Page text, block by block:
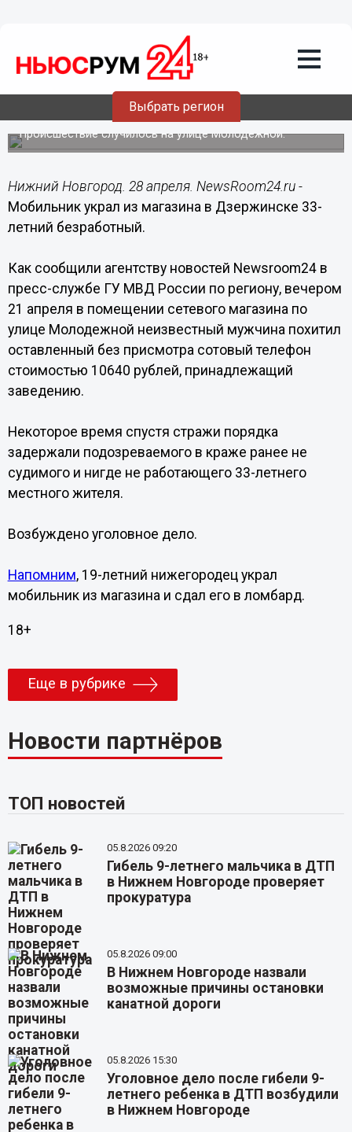
Выбрать регион
28.04.201623:19
Мобильник украл из магазина в
Дзержинске 33-летний безработный
Происшествие случилось на улице Молодежной.
Нижний Новгород. 28 апреля. NewsRoom24.ru -
Мобильник украл из магазина в Дзержинске 33-
летний безработный.
Как сообщили агентству новостей Newsroom24 в
пресс-службе ГУ МВД России по региону, вечером
21 апреля в помещении сетевого магазина по
улице Молодежной неизвестный мужчина похитил
оставленный без присмотра сотовый телефон
стоимостью 10640 рублей, принадлежащий
заведению.
Некоторое время спустя стражи порядка
задержали подозреваемого в краже ранее не
судимого и нигде не работающего 33-летнего
местного жителя.
Возбуждено уголовное дело.
Напомним, 19-летний нижегородец украл
мобильник из магазина и сдал его в ломбард.
18+
Еще в рубрике
Новости партнёров
ТОП новостей
05.8.2026 09:20
Гибель 9-летнего мальчика в ДТП
в Нижнем Новгороде проверяет
прокуратура
05.8.2026 09:00
В Нижнем Новгороде назвали
возможные причины остановки
канатной дороги
05.8.2026 15:30
Уголовное дело после гибели 9-
летнего ребенка в ДТП возбудили
в Нижнем Новгороде